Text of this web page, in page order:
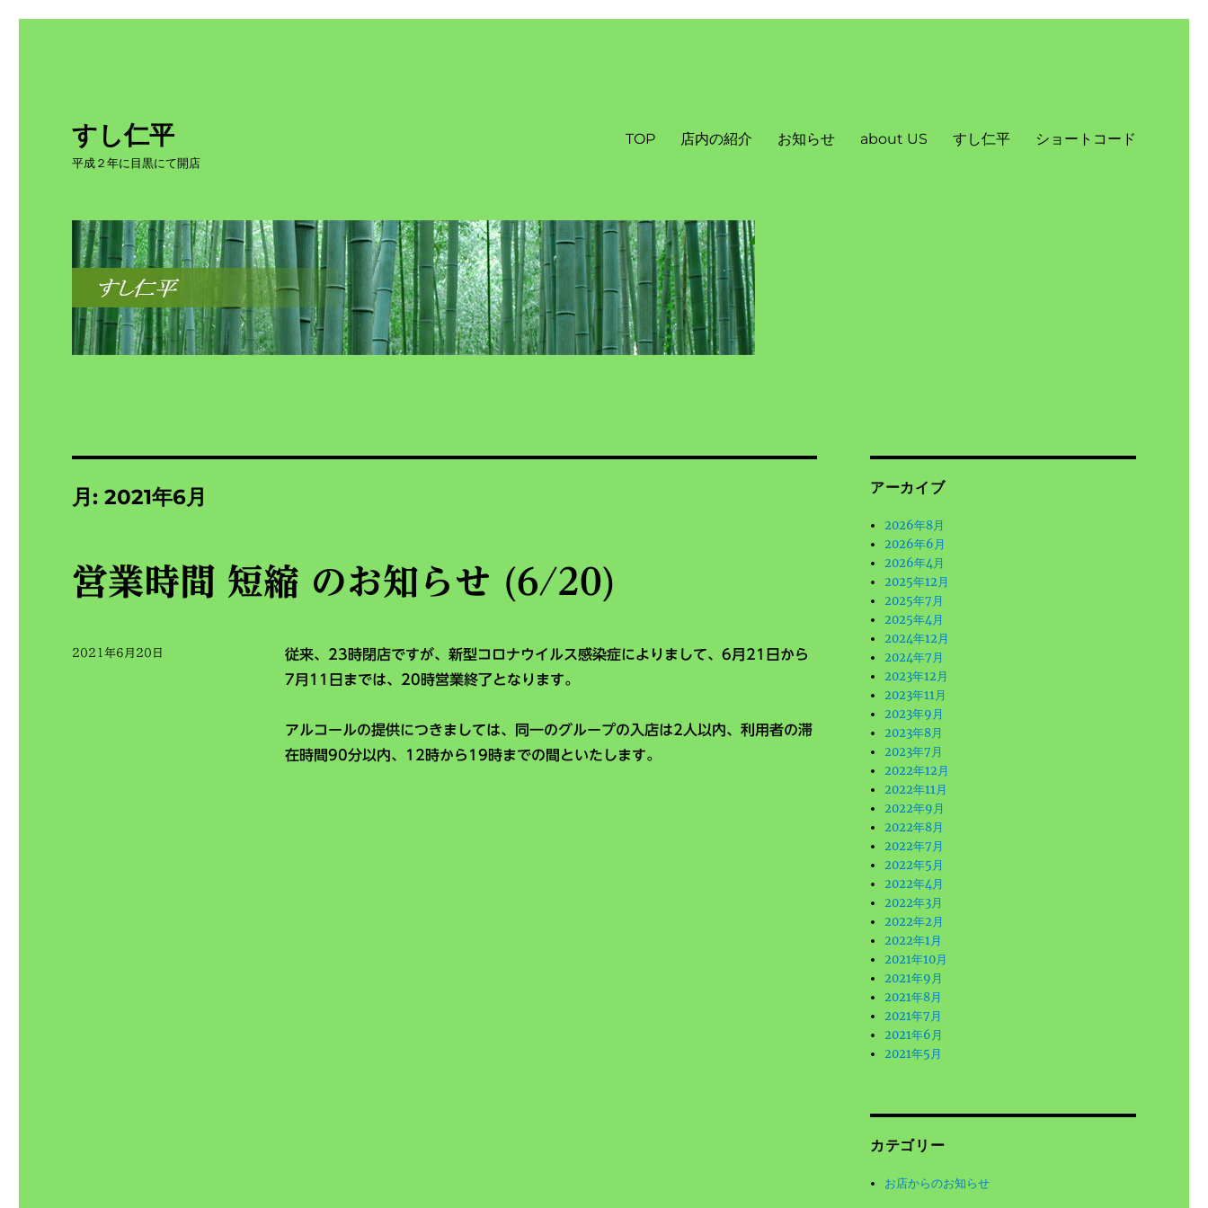
すし仁平
平成２年に目黒にて開店
TOP 店内の紹介 お知らせ about US すし仁平 ショートコード
月:2021年6月
営業時間 短縮 のお知らせ (6/20)
従来、23時閉店ですが、新型コロナウイルス感染症によりまして、6月21日から
7月11日までは、20時営業終了となります。
アルコールの提供につきましては、同一のグループの入店は2人以内、利用者の滞
在時間90分以内、12時から19時までの間といたします。
投
2021年6月20日
アーカイブ
2026年8月
2026年6月
2026年4月
2025年12月
2025年7月
2025年4月
2024年12月
2024年7月
2023年12月
2023年11月
2023年9月
2023年8月
2023年7月
2022年12月
2022年11月
2022年9月
2022年8月
2022年7月
2022年5月
2022年4月
2022年3月
2022年2月
2022年1月
2021年10月
2021年9月
2021年8月
2021年7月
2021年6月
2021年5月
カテゴリー
お店からのお知らせ